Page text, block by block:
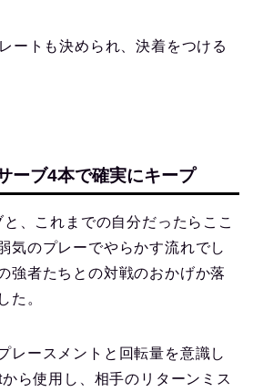
ートも決められ、決着をつける
ーブ4本で確実にキープ
、これまでの自分だったらここ
気のプレーでやらかす流れでし
強者たちとの対戦のおかげか落
た。
レースメントと回転量を意識し
ら使用し、相手のリターンミス